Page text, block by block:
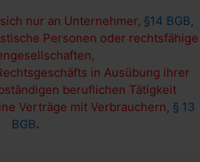
nur an Unternehmer, §14 BGB,
Personen oder rechtsfähige
in Ausübung ihrer
beruflichen Tätigkeit
Verträge mit Verbrauchern, § 13
BGB.